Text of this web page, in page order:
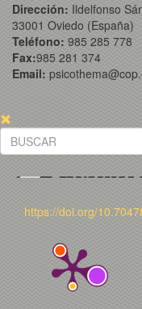
Dirección: Ildelfonso
33001 Oviedo (España)
Teléfono: 985 285 778
Fax:985 281 374
Email:
https://doi.org/